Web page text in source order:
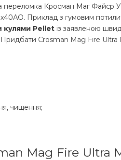
переломка Кросман Маг Файєр
Приклад з гумовим
кулями Pellet із заявленою
Придбати Crosman Mag Fire
чищення;
Mag Fire Ultra